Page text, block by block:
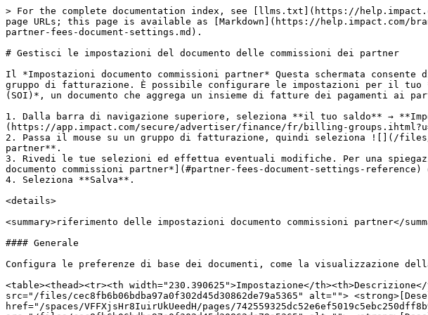
> For the complete documentation index, see [llms.txt](https://help.impact.com/llms.txt). Markdown versions of documentation pages are available by appending `.md` to page URLs; this page is available as [Markdown](https://help.impact.com/brand/it/what-would-you-like-to-learn-about/platform-features/finance/finance-settings/manage-partner-fees-document-settings.md).

# Gestisci le impostazioni del documento delle commissioni dei partner

Il *Impostazioni documento commissioni partner* Questa schermata consente di rivedere e impostare le preferenze per le fatture dei pagamenti ai partner di ciascun gruppo di fatturazione. È possibile configurare le impostazioni per il tuo *Fatture di pagamento ai partner* così come il tuo *Riepilogo mensile* / *Riepilogo fatture (SOI)*, un documento che aggrega un insieme di fatture dei pagamenti ai partner per questo specifico gruppo di fatturazione.

1. Dalla barra di navigazione superiore, seleziona **il tuo saldo** → **Impostazioni** → [**Gruppi di fatturazione**](https://app.impact.com/secure/advertiser/finance/fr/billing-groups.ihtml?u=%2Fsecure%2Ffinance%2Fapp%2Fbilling-groups-view.ihtml).
2. Passa il mouse su un gruppo di fatturazione, quindi seleziona ![](/files/6a36670a9e3518128f7130049c54b7a9613f756b) **\[Altro] → Impostazioni documento commissioni partner**.
3. Rivedi le tue selezioni ed effettua eventuali modifiche. Per una spiegazione dettagliata di ogni impostazione, consulta il [*riferimento delle impostazioni documento commissioni partner*](#partner-fees-document-settings-reference) qui sotto.
4. Seleziona **Salva**.

<details>

<summary>riferimento delle impostazioni documento commissioni partner</summary>

#### Generale

Configura le preferenze di base dei documenti, come la visualizzazione della valuta e i font.

<table><thead><tr><th width="230.390625">Impostazione</th><th>Descrizione</th></tr></thead><tbody><tr><td>Valuta e font</td><td><ul><li>Seleziona <img src="/files/cec8fb6b06bdba97a0f302d45d30862de79a5365" alt=""> <strong>[Deseleziona la casella] Mostra sempre il codice valuta sui documenti</strong> per avere <a href="/spaces/VFFXjsHr8IuirUkUeedH/pages/742559325dc52e6ef5019c5ebc250dff8b9f068a">i codici valuta</a> sui tuoi documenti finanziari.</li><li>Seleziona <img src="/files/cec8fb6b06bdba97a0f302d45d30862de79a5365" alt=""> <strong>[Deseleziona la casella] Includi il font cinese, giapponese e coreano nei documenti</strong> se desideri questi font nei tuoi documenti finanziari.</li></ul></td></tr></tbody></table>

#### Fatture partner

Personalizza l'aspetto di titoli dei documenti, date e termini di pagamento nelle fatture dei tuoi partner.

<table><thead><tr><th width="230.34765625">Impostazione</th><th>Descrizione</th></tr></thead><tbody><tr><td>Titolo del documento</td><td>Seleziona il titolo pertinente per il documento.</td></tr><tr><td>Data del documento visualizzata</td><td><p>Seleziona quale data vuoi che appaia sulla fattura:</p><ul><li><strong>Data di generazione:</strong> La data in cui la fattura è stata generata.</li><li><strong>Ultimo giorno del mese precedente:</strong> L'ultimo giorno del mese precedente. È utile per fatturazione retrodatata o cicli mensili standard.</li></ul></td></tr><tr><td>Descrizione della data di scadenza</td><td>La data di scadenza di questa fattura viene visualizzata automaticamente. Se desideri invece mostrare un valore diverso, come "Net 45 Days", puoi aggiornarlo qui per impostare una nuova etichetta predefinita.<br><br><strong>Nota:</strong> I costi continueranno comunque a essere regolati in base alla data di scadenza sottostante di questa fattura nel sistema, indipendentemente da ciò che inserisci qui. Questa opzione esiste solo come alternativa ai fini della visualizzazione.</td></tr></tbody></table>

#### Riepilogo mensile

Definisci come i dati transazionali e i dettagli del riparto delle commissioni vengono visualizzati nei tuoi riepiloghi mensili.

<table><thead><tr><th width="230.1796875">Impostazione</th><th>Descrizione</th></tr></thead><tbody><tr><td>Dati transazionali</td><td><ul><li>Seleziona <img src="/files/cec8fb6b06bdba97a0f302d45d30862de79a5365" alt=""> <strong>[Casella di controllo]</strong> <strong>Escludi le commissioni di impact.com dal riepilogo</strong> per escludere le commissioni di impact.com dai tuoi riepiloghi mensili.</li><li>Seleziona <img src="/files/